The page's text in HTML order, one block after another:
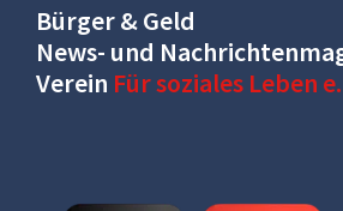
Bürger & Geld
News- und
Verein Für soziales Leben e.